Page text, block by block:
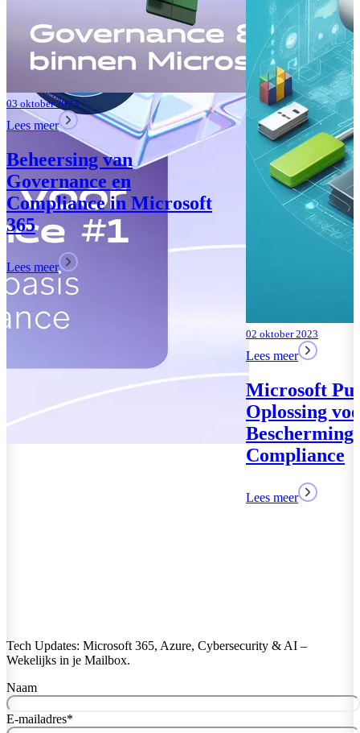
Microsoft Purview: Uw
Oplossing voor Data
Tech Updates: Microsoft 365, Azure, Cybersecurity & AI –
Wekelijks in je Mailbox.
Naam
E-mailadres*